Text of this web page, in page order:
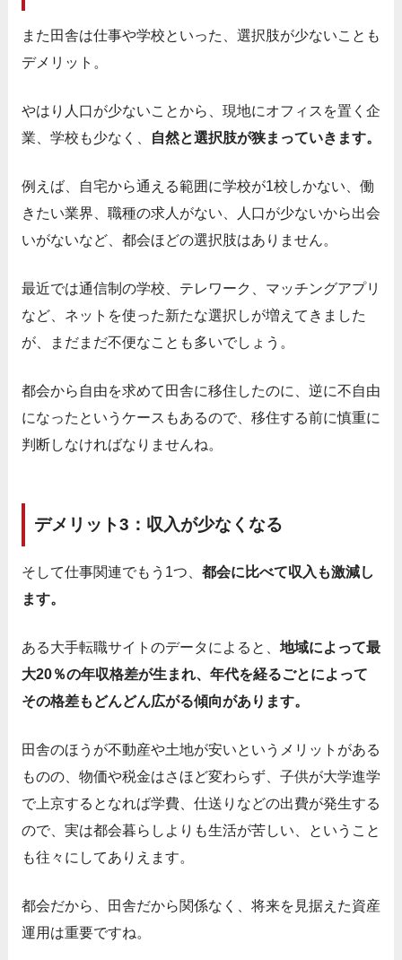
また田舎は仕事や学校といった、選択肢が少ないことも
デメリット。
やはり人口が少ないことから、現地にオフィスを置く企
業、学校も少なく、
自然と選択肢が狭まっていきます。
例えば、自宅から通える範囲に学校が1校しかない、働
きたい業界、職種の求人がない、人口が少ないから出会
いがないなど、都会ほどの選択肢はありません。
最近では通信制の学校、テレワーク、マッチングアプリ
など、ネットを使った新たな選択しが増えてきました
が、まだまだ不便なことも多いでしょう。
都会から自由を求めて田舎に移住したのに、逆に不自由
になったというケースもあるので、移住する前に慎重に
判断しなければなりませんね。
デメリット3：収入が少なくなる
そして仕事関連でもう1つ、 都会に比べて収入も激減し
ます。
ある大手転職サイトのデータによると、 地域によって最
大20％の年収格差が生まれ、年代を経るごとによって
その格差もどんどん広がる傾向があります。
田舎のほうが不動産や土地が安いというメリットがある
ものの、物価や税金はさほど変わらず、子供が大学進学
で上京するとなれば学費、仕送りなどの出費が発生する
ので、実は都会暮らしよりも生活が苦しい、ということ
も往々にしてありえます。
都会だから、田舎だから関係なく、将来を見据えた資産
運用は重要ですね。